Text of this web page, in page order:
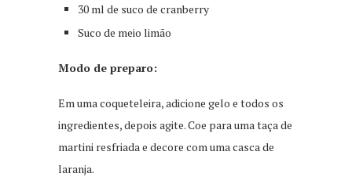
30 ml de suco de cranberry
Suco de meio limão
Modo de preparo:
Em uma coqueteleira, adicione gelo e todos os
ingredientes, depois agite. Coe para uma taça de
martini resfriada e decore com uma casca de
laranja.